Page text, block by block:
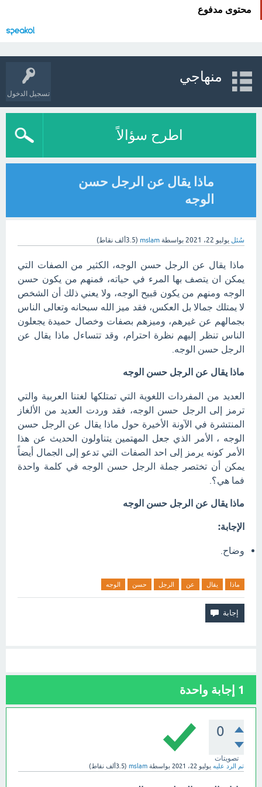
محتوى مدفوع
تسجيل الدخول
منهاجي
اطرح سؤالاً
ماذا يقال عن الرجل حسن
الوجه
سُئل يوليو 22، 2021 بواسطة mslam
(3.5ألف نقاط)
ماذا يقال عن الرجل حسن الوجه، الكثير من الصفات التي
يمكن ان يتصف بها المرء في حياته، فمنهم من يكون حسن
الوجه ومنهم من يكون قبيح الوجه، ولا يعني ذلك أن الشخص
لا يمتلك جمالا بل العكس، فقد ميز الله سبحانه وتعالى الناس
بجمالهم عن غيرهم، وميزهم بصفات وخصال حميدة يجعلون
الناس تنظر إليهم نظرة احترام، وقد تتساءل ماذا يقال عن
الرجل حسن الوجه.
ماذا يقال عن الرجل حسن الوجه
العديد من المفردات اللغوية التي تمتلكها لغتنا العربية والتي
ترمز إلى الرجل حسن الوجه، فقد وردت العديد من الألغاز
المنتشرة في الآونة الأخيرة حول ماذا يقال عن الرجل حسن
الوجه ، الأمر الذي جعل المهتمين يتناولون الحديث عن هذا
الأمر كونه يرمز إلى احد الصفات التي تدعو إلى الجمال أيضاً
يمكن أن تختصر جملة الرجل حسن الوجه في كلمة واحدة
فما هي؟.
ماذا يقال عن الرجل حسن الوجه
الإجابة:
وضاح.
ماذا يقال عن الرجل حسن الوجه
1 إجابة واحدة
0
تصويتات
تم الرد عليه يوليو 22، 2021 بواسطة mslam
(3.5ألف نقاط)